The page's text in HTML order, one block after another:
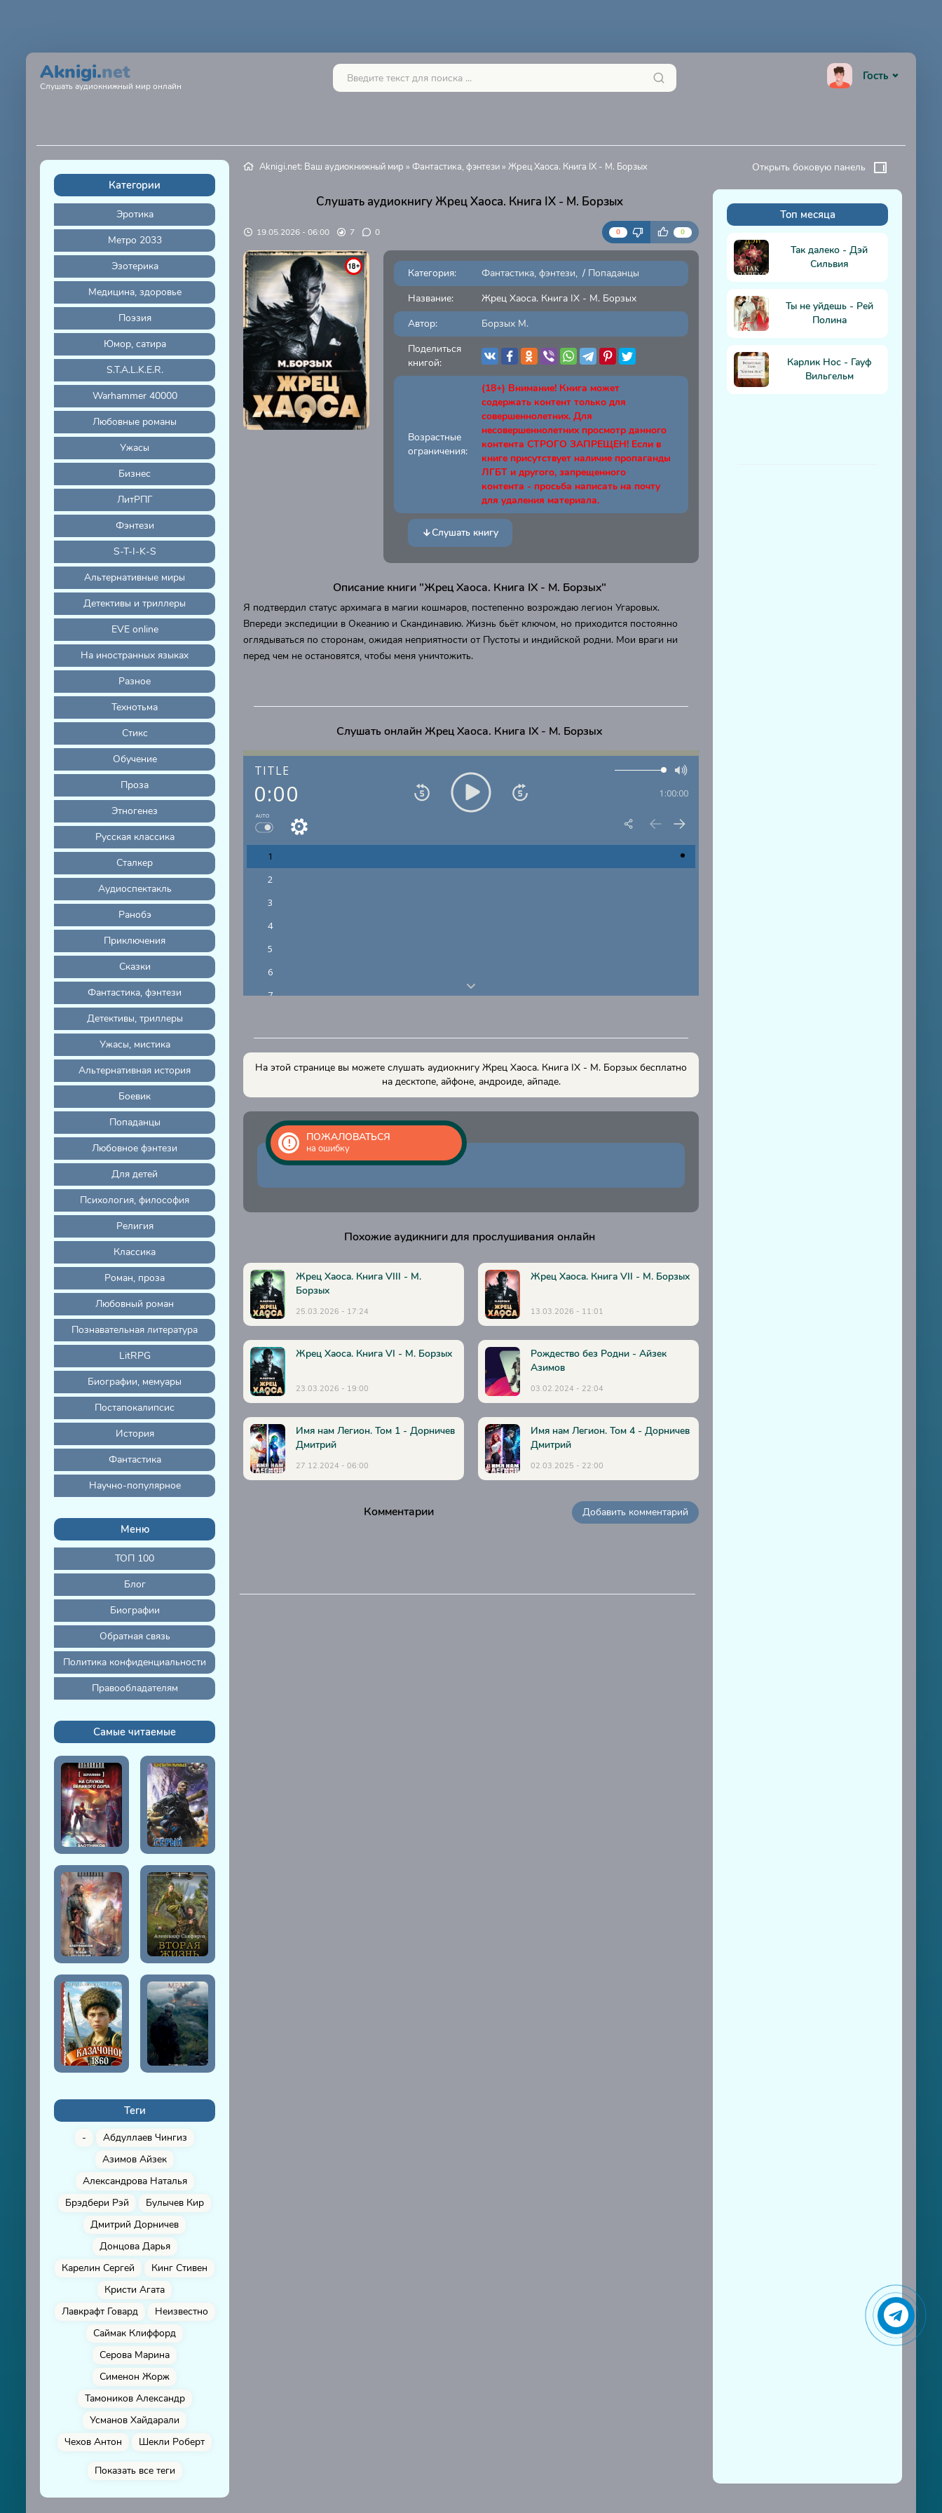
Aknigi.net
Слушать аудиокнижный мир онлайн
Гость
Категории
Эротика
Метро 2033
Эзотерика
Медицина, здоровье
Поэзия
Юмор, сатира
S.T.A.L.K.E.R.
Warhammer 40000
Любовные романы
Ужасы
Бизнес
ЛитРПГ
Фэнтези
S-T-I-K-S
Альтернативные миры
Детективы и триллеры
EVE online
На иностранных языках
Разное
Технотьма
Стикс
Обучение
Проза
Этногенез
Русская классика
Сталкер
Аудиоспектакль
Ранобэ
Приключения
Сказки
Фантастика, фэнтези
Детективы, триллеры
Ужасы, мистика
Альтернативная история
Боевик
Попаданцы
Любовное фэнтези
Для детей
Психология, философия
Религия
Классика
Роман, проза
Любовный роман
Познавательная литература
LitRPG
Биографии, мемуары
Постапокалипсис
История
Фантастика
Научно-популярное
Меню
ТОП 100
Блог
Биографии
Обратная связь
Политика конфиденциальности
Правообладателям
Самые читаемые
Теги
-
Абдуллаев Чингиз
Азимов Айзек
Александрова Наталья
Брэдбери Рэй
Булычев Кир
Дмитрий Дорничев
Донцова Дарья
Карелин Сергей
Кинг Стивен
Кристи Агата
Лавкрафт Говард
Неизвестно
Саймак Клиффорд
Серова Марина
Сименон Жорж
Тамоников Александр
Усманов Хайдарали
Чехов Антон
Шекли Роберт
Показать все теги
Aknigi.net: Ваш аудиокнижный мир » Фантастика, фэнтези » Жрец Хаоса. Книга IХ - М. Борзых
Слушать аудиокнигу Жрец Хаоса. Книга IХ - М. Борзых
19.05.2026 - 06:00 7 0 0 0
Категория: Фантастика, фэнтези / Попаданцы
Название:
Жрец Хаоса. Книга IХ - М. Борзых
Автор:
Борзых М.
Поделиться
книгой:
Возрастные
ограничения:
(18+) Внимание! Книга может
содержать контент только для
совершеннолетних. Для
несовершеннолетних просмотр данного
контента СТРОГО ЗАПРЕЩЕН! Если в
книге присутствует наличие пропаганды
ЛГБТ и другого, запрещенного
контента - просьба написать на почту
для удаления материала.
Слушать книгу
Описание книги "Жрец Хаоса. Книга IХ - М. Борзых"
Я подтвердил статус архимага в магии кошмаров, постепенно возрождаю легион Угаровых.
Впереди экспедиции в Океанию и Скандинавию. Жизнь бьёт ключом, но приходится постоянно
оглядываться по сторонам, ожидая неприятности от Пустоты и индийской родни. Мои враги ни
перед чем не остановятся, чтобы меня уничтожить.
Слушать онлайн Жрец Хаоса. Книга IХ - М. Борзых
TITLE
0:00 1:00:00
AUTO
1
2
3
4
5
6
7
На этой странице вы можете слушать аудиокнигу Жрец Хаоса. Книга IХ - М. Борзых бесплатно
на десктопе, айфоне, андроиде, айпаде.
ПОЖАЛОВАТЬСЯ
на ошибку
Похожие аудикниги для прослушивания онлайн
Жрец Хаоса. Книга VIII - М.
Борзых
25.03.2026 - 17:24
Жрец Хаоса. Книга VII - М. Борзых
13.03.2026 - 11:01
Жрец Хаоса. Книга VI - М. Борзых
23.03.2026 - 19:00
Рождество без Родни - Айзек
Азимов
03.02.2024 - 22:04
Имя нам Легион. Том 1 - Дорничев
Дмитрий
27.12.2024 - 06:00
Имя нам Легион. Том 4 - Дорничев
Дмитрий
02.03.2025 - 22:00
Комментарии Добавить комментарий
Открыть боковую панель
Топ месяца
Так далеко - Дэй
Сильвия
Ты не уйдешь - Рей
Полина
Карлик Нос - Гауф
Вильгельм